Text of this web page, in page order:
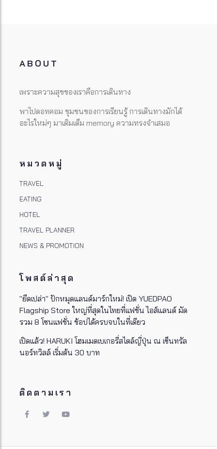
ABOUT
เพราะความสุขของเราคือการเดินทาง
พาไปดอทคอม ชุมชนของการเรียนรู้ การเดินทางมักได้
อะไรใหม่ๆ มาเติมเต็ม memory ความทรงจำเสมอ
หมวดหมู่
TRAVEL
EATING
HOTEL
TRAVEL PLANNER
NEWS & PROMOTION
โพสต์ล่าสุด
"ยืดเปล่า" ปักหมุดแลนด์มาร์กใหม่! เปิด YUEDPAO
Flagship Store ใหญ่ที่สุดในไทยที่แฟชั่น ไอส์แลนด์ มัด
รวม 8 โซนแฟชั่น ช้อปได้ครบจบในที่เดียว
เปิดแล้ว! HARUKI โฮมเมดเบเกอรี่สไตล์ญี่ปุ่น ณ เซ็นทรัล
นอร์ทวิลล์ เริ่มต้น 30 บาท
ติดตามเรา